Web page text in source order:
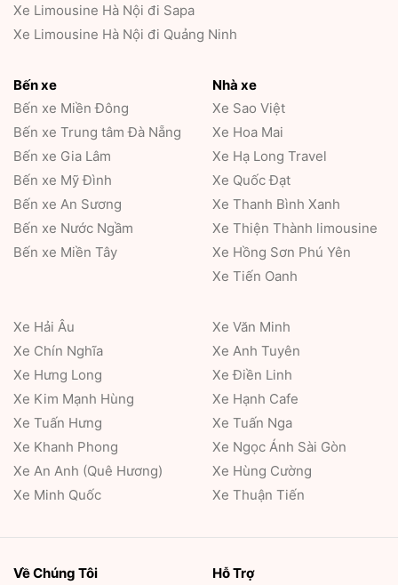
Xe Limousine Hà Nội đi Sapa
Xe Limousine Hà Nội đi Quảng Ninh
Bến xe
Bến xe Miền Đông
Bến xe Trung tâm Đà Nẵng
Bến xe Gia Lâm
Bến xe Mỹ Đình
Bến xe An Sương
Bến xe Nước Ngầm
Bến xe Miền Tây
Nhà xe
Xe Sao Việt
Xe Hoa Mai
Xe Hạ Long Travel
Xe Quốc Đạt
Xe Thanh Bình Xanh
Xe Thiện Thành limousine
Xe Hồng Sơn Phú Yên
Xe Tiến Oanh
Xe Hải Âu
Xe Chín Nghĩa
Xe Hưng Long
Xe Kim Mạnh Hùng
Xe Tuấn Hưng
Xe Khanh Phong
Xe An Anh (Quê Hương)
Xe Minh Quốc
Xe Văn Minh
Xe Anh Tuyên
Xe Điền Linh
Xe Hạnh Cafe
Xe Tuấn Nga
Xe Ngọc Ánh Sài Gòn
Xe Hùng Cường
Xe Thuận Tiến
Về Chúng Tôi
Hỗ Trợ